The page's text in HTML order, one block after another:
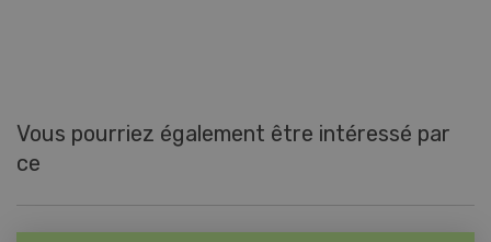
Vous pourriez également être intéressé par
ce